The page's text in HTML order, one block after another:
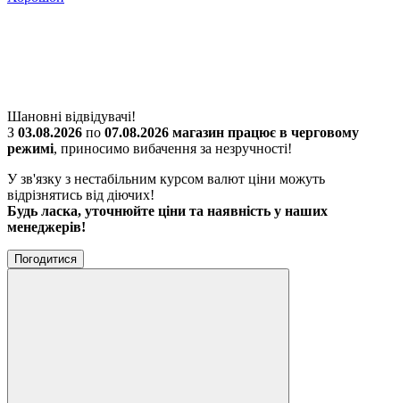
Шановні відвідувачі!
З 03.08.2026 по 07.08.2026 магазин працює в черговому
режимі, приносимо вибачення за незручності!
У зв'язку з нестабільним курсом валют ціни можуть
відрізнятись від діючих!
Будь ласка, уточнюйте ціни та наявність у наших
менеджерів!
Погодитися